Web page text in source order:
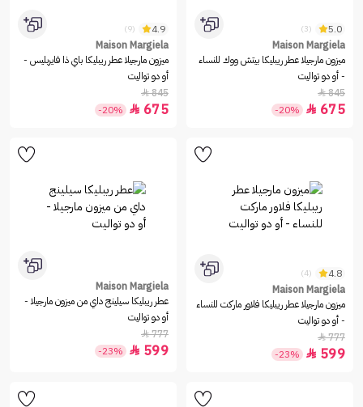
5.0
(3)
Maison Margiela
ميزون مارجيلا عطر ريبليكا بيتش ووك للنساء
- أو دو تواليت
845

675

-20%
4.9
(9)
Maison Margiela
ميزون مارجيلا عطر ريبليكا باي ذا فايربليس -
أو دو تواليت
845

675

-20%
4.8
(4)
Maison Margiela
ميزون مارجيلا عطر ريبليكا فلاور ماركت للنساء
- أو دو تواليت
777

599

-23%
Maison Margiela
عطر ريبليكا سيلينج داي من ميزون مارجيلا -
أو دو تواليت
777

599

-23%